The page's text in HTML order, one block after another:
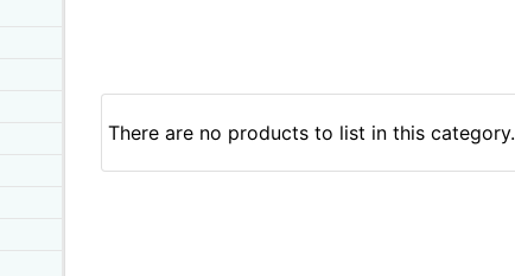
There are no products to list in this category.